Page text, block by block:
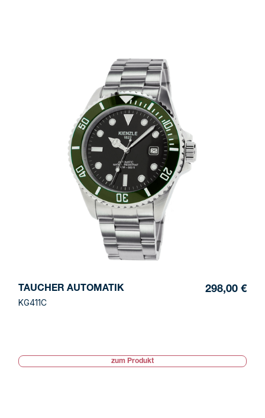
TAUCHER AUTOMATIK
KG411C
298,00 €
zum Produkt